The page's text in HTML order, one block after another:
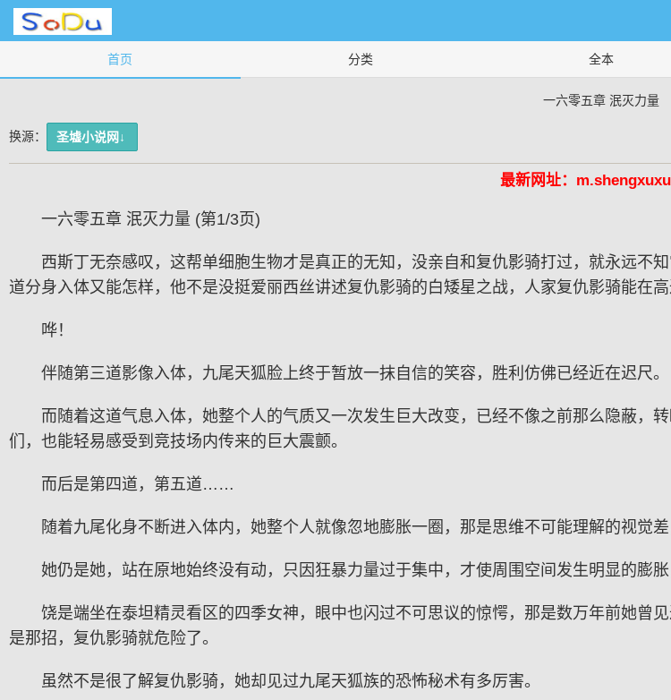
首页 分类 全本
一六零五章 泯灭力量
换源： 圣墟小说网↓
最新网址：
一六零五章 泯灭力量 (第1/3页)
西斯丁无奈感叹，这帮单细胞生物才是真正的无知，没亲自和复仇影骑打过，就永远不
道分身入体又能怎样，他不是没挺爱丽西丝讲述复仇影骑的白矮星之战，人家复仇影骑能在
哗！
伴随第三道影像入体，九尾天狐脸上终于暂放一抹自信的笑容，胜利仿佛已经近在迟尺。
而随着这道气息入体，她整个人的气质又一次发生巨大改变，已经不像之前那么隐蔽，
们，也能轻易感受到竞技场内传来的巨大震颤。
而后是第四道，第五道……
随着九尾化身不断进入体内，她整个人就像忽地膨胀一圈，那是思维不可能理解的视
她仍是她，站在原地始终没有动，只因狂暴力量过于集中，才使周围空间发生明显的膨
饶是端坐在泰坦精灵看区的四季女神，眼中也闪过不可思议的惊愕，那是数万年前她曾
是那招，复仇影骑就危险了。
虽然不是很了解复仇影骑，她却见过九尾天狐族的恐怖秘术有多厉害。